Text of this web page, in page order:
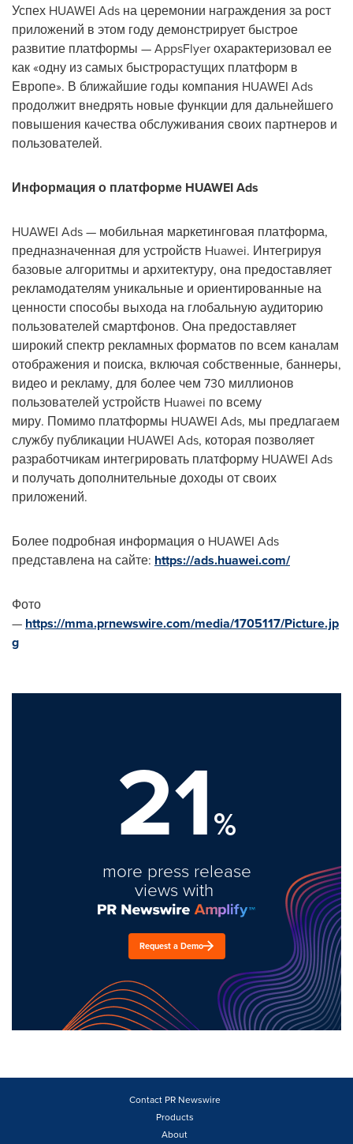
Успех HUAWEI Ads на церемонии награждения за рост
приложений в этом году демонстрирует быстрое
развитие платформы — AppsFlyer охарактеризовал ее
как «одну из самых быстрорастущих платформ в
Европе». В ближайшие годы компания HUAWEI Ads
продолжит внедрять новые функции для дальнейшего
повышения качества обслуживания своих партнеров и
пользователей.
Информация о платформе HUAWEI Ads
HUAWEI Ads — мобильная маркетинговая платформа,
предназначенная для устройств Huawei. Интегрируя
базовые алгоритмы и архитектуру, она предоставляет
рекламодателям уникальные и ориентированные на
ценности способы выхода на глобальную аудиторию
пользователей смартфонов. Она предоставляет
широкий спектр рекламных форматов по всем каналам
отображения и поиска, включая собственные, баннеры,
видео и рекламу, для более чем 730 миллионов
пользователей устройств Huawei по всему
миру. Помимо платформы HUAWEI Ads, мы предлагаем
службу публикации HUAWEI Ads, которая позволяет
разработчикам интегрировать платформу HUAWEI Ads
и получать дополнительные доходы от своих
приложений.
Более подробная информация о HUAWEI Ads
представлена на сайте: https://ads.huawei.com/
Фото
— https://mma.prnewswire.com/media/1705117/Picture.jp
g
21%
more press release
views with
Request a Demo
Contact PR Newswire
Products
About